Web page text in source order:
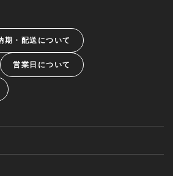
期・配送について
営業日について